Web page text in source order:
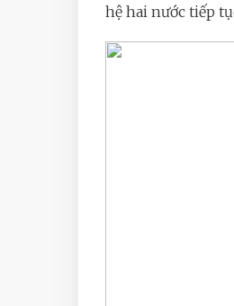
hệ hai nước tiếp